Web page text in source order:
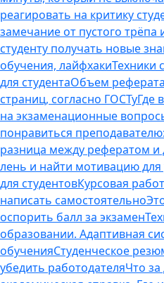
реагировать на критику
замечание от пустого трёпа
студенту получать новые
обучения, лайфхакиТехники
для студентаОбъем
страниц, согласно ГОСТуГде
на экзаменационные
понравиться
разница между рефератом и
лень и найти мотивацию
для студентовКурсовая
написать самостоятельно
оспорить балл за экзамен
образовании. Адаптивная
обученияСтуденческое
убедить работодателяЧто за